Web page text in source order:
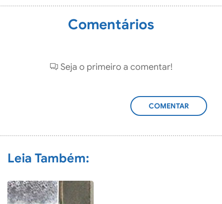
Comentários
Seja o primeiro a comentar!
ADICIONAR
Leia Também: